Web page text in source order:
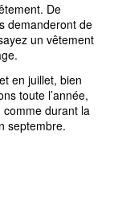
De
demanderont de
un vêtement
en juillet, bien
toute l’année,
durant la
septembre.